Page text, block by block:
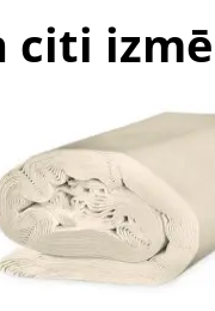
citi